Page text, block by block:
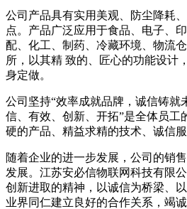
公司产品具有实用美观、防尘降耗
点。产品广泛应用于食品、电子、
配、化工、制药、冷藏环境、物流
所，以其精 致的、匠心的功能设计
身定做。
公司坚持“效率成就品牌，诚信铸就
信、有效、创新、开拓”是全体员工
硬的产品、精益求精的技术、诚信服
随着企业的进一步发展，公司的销
发展。江苏安必信物联网科技有限
创新进取的精神，以诚信为桥梁、
业界同仁建立良好的合作关系，竭